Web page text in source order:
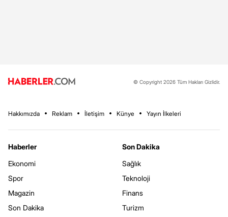
© Copyright 2026 Tüm Hakları Gizlidir.
Hakkımızda Reklam İletişim Künye Yayın İlkeleri
Haberler
Ekonomi
Spor
Magazin
Son Dakika
Son Dakika
Sağlık
Teknoloji
Finans
Turizm